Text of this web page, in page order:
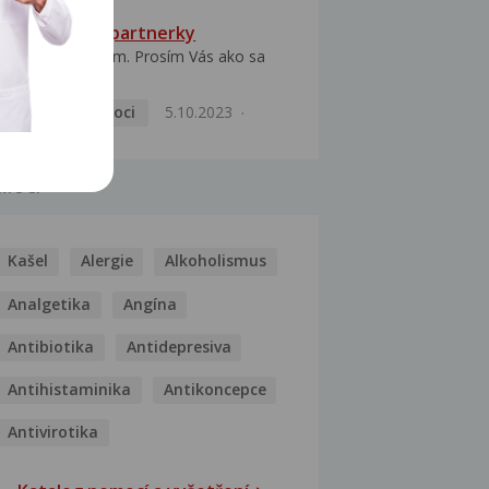
HPV typ 52 u partnerky
Dobrý deň prajem. Prosím Vás ako sa
Pohlavní nemoci
5.10.2023
Kašel Alergie Alkoholismus
Analgetika Angína
Antibiotika Antidepresiva
Antihistaminika Antikoncepce
Antivirotika